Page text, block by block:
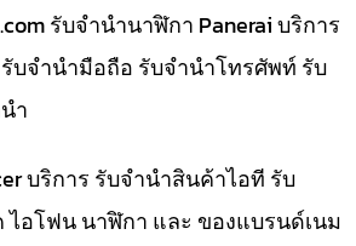
รับจำนำนาฬิกา Panerai บริการ
บจำนำมือถือ รับจำนำโทรศัพท์ รับ
ำ
บริการ รับจำนำสินค้าไอที รับ
อโฟน นาฬิกา และ ของแบรนด์เนม